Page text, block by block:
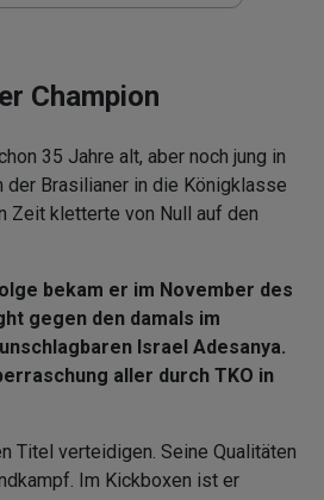
Champion
35 Jahre alt, aber noch jung in
der Brasilianer in die Königklasse
Zeit kletterte von Null auf den
bekam er im November des
gegen den damals im
Israel Adesanya.
aller durch TKO in
Titel verteidigen. Seine Qualitäten
Im Kickboxen ist er